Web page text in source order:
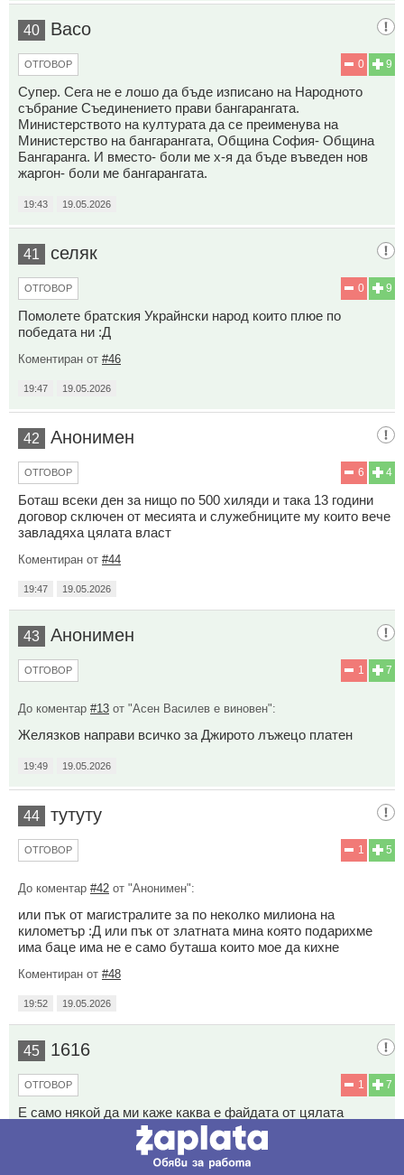
40 Васо
9
0
ОТГОВОР
Супер. Сега не е лошо да бъде изписано на Народното
събрание Съединението прави бангарангата.
Министерството на културата да се преименува на
Министерство на бангарангата, Община София- Община
Бангаранга. И вместо- боли ме х-я да бъде въведен нов
жаргон- боли ме бангарангата.
19:43 19.05.2026
41 селяк
9
0
ОТГОВОР
Помолете братския Украйнски народ които плюе по
победата ни :Д
Коментиран от #46
19:47 19.05.2026
42 Анонимен
4
6
ОТГОВОР
Боташ всеки ден за нищо по 500 хиляди и така 13 години
договор сключен от месията и служебниците му които вече
завладяха цялата власт
Коментиран от #44
19:47 19.05.2026
43 Анонимен
7
1
ОТГОВОР
До коментар #13 от "Асен Василев е виновен":
Желязков направи всичко за Джирото лъжецо платен
19:49 19.05.2026
44 тутуту
5
1
ОТГОВОР
До коментар #42 от "Анонимен":
или пък от магистралите за по неколко милиона на
километър :Д или пък от златната мина която подарихме
има баце има не е само буташа които мое да кихне
Коментиран от #48
19:52 19.05.2026
45 1616
7
1
ОТГОВОР
Е само някой да ми каже каква е файдата от цялата
дандания за народа,за бедния български народ и от
Джирото също ура, ура и накрая к..у..р..а веднага и Мин. На
културата започва да организира нещо което не му е работа